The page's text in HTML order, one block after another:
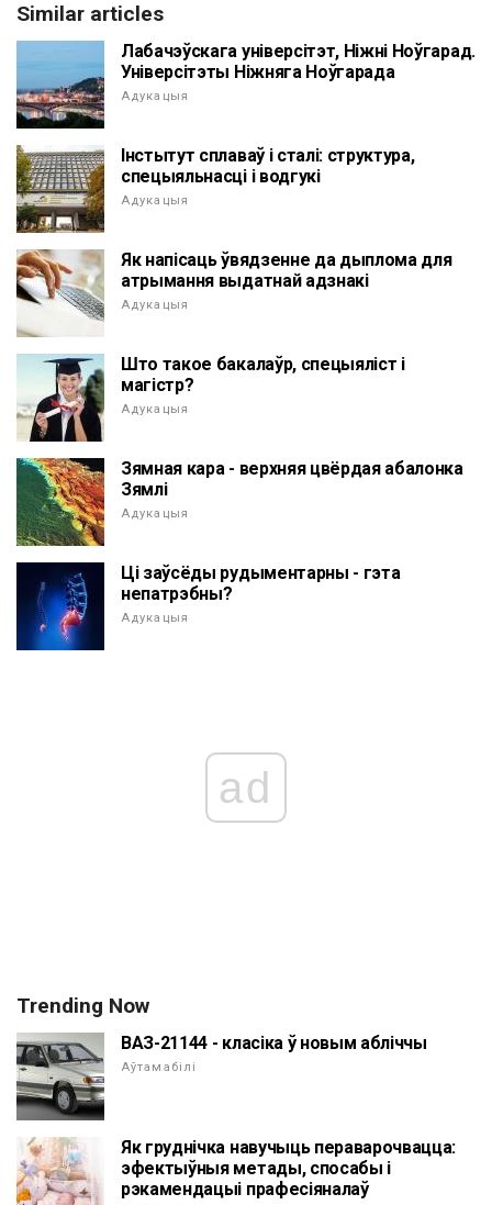
Similar articles
Лабачэўскага універсітэт, Ніжні Ноўгарад.
Універсітэты Ніжняга Ноўгарада
Адукацыя
Інстытут сплаваў і сталі: структура,
спецыяльнасці і водгукі
Адукацыя
Як напісаць ўвядзенне да дыплома для
атрымання выдатнай адзнакі
Адукацыя
Што такое бакалаўр, спецыяліст і
магістр?
Адукацыя
Зямная кара - верхняя цвёрдая абалонка
Зямлі
Адукацыя
Ці заўсёды рудыментарны - гэта
непатрэбны?
Адукацыя
ad
Trending Now
ВАЗ-21144 - класіка ў новым абліччы
Аўтамабілі
Як груднічка навучыць пераварочвацца:
эфектыўныя метады, спосабы і
рэкамендацыі прафесіяналаў